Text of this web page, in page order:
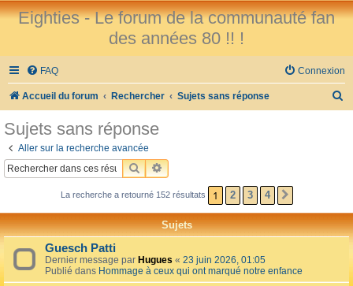
Eighties - Le forum de la communauté fan
des années 80 !! !
FAQ Connexion
Accueil du forum Rechercher Sujets sans réponse
h
r
Sujets sans réponse
Aller sur la recherche avancée
RECHERCHER
RECHERCHE AVANCÉE
La recherche a retourné 152 résultats 1 2 3 4
Sujets
Guesch Patti
Dernier message par Hugues « 23 juin 2026, 01:05
Publié dans Hommage à ceux qui ont marqué notre enfance